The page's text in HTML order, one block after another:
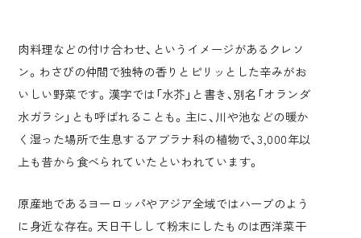
肉料理などの付け合わせ、というイメージがあるクレソ
ン。わさびの仲間で独特の香りとピリッとした辛みがお
いしい野菜です。漢字では「水芥」と書き、別名「オランダ
水ガラシ」とも呼ばれることも。主に、川や池などの暖か
く湿った場所で生息するアブラナ科の植物で、3,000年以
上も昔から食べられていたといわれています。
原産地であるヨーロッパやアジア全域ではハーブのよう
に身近な存在。天日干しして粉末にしたものは西洋菜干